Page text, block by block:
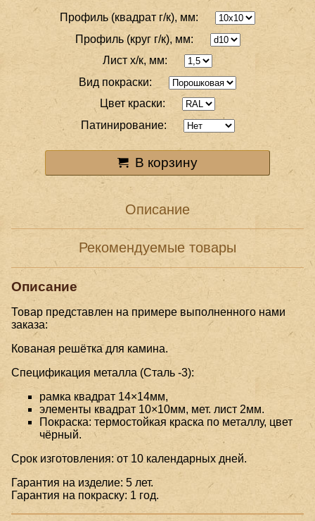
Профиль (квадрат г/к), мм:
Профиль (круг г/к), мм:
Лист х/к, мм:
Вид покраски:
Цвет краски:
Патинирование:
В корзину
Описание
Рекомендуемые товары
Описание
Товар представлен на примере выполненного нами
заказа:
Кованая решётка для камина.
Спецификация металла (Сталь -3):
рамка квадрат 14×14мм,
элементы квадрат 10×10мм, мет. лист 2мм.
Покраска: термостойкая краска по металлу, цвет
чёрный.
Срок изготовления: от 10 календарных дней.
Гарантия на изделие: 5 лет.
Гарантия на покраску: 1 год.